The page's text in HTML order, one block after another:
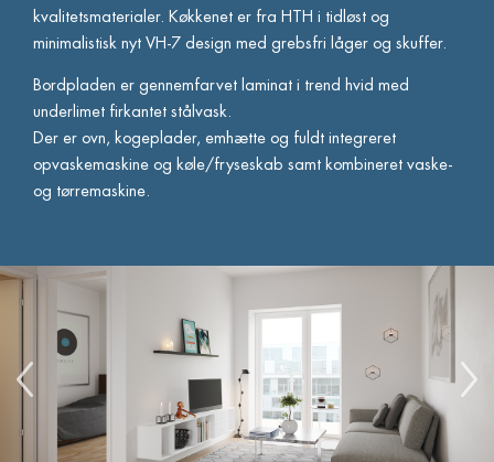
kvalitetsmaterialer. Køkkenet er fra HTH i tidløst og
minimalistisk nyt VH-7 design med grebsfri låger og skuffer.
Bordpladen er gennemfarvet laminat i trend hvid med
underlimet firkantet stålvask.
Der er ovn, kogeplader, emhætte og fuldt integreret
opvaskemaskine og køle/fryseskab samt kombineret vaske-
og tørremaskine.